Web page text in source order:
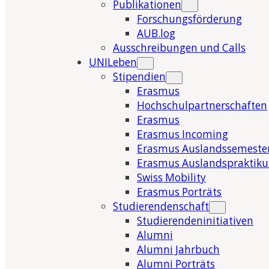
Publikationen
Forschungsförderung
AUB.log
Ausschreibungen und Calls
UNILeben
Stipendien
Erasmus
Hochschulpartnerschaften
Erasmus
Erasmus Incoming
Erasmus
Erasmus
Swiss Mobility
Erasmus Porträts
Studierendenschaft
Studierendeninitiativen
Alumni
Alumni Jahrbuch
Alumni Porträts